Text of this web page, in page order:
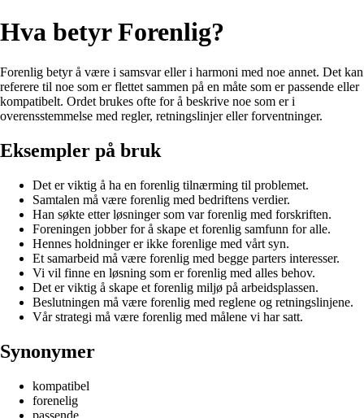
Hva betyr Forenlig?
Forenlig betyr å være i samsvar eller i harmoni med noe annet. Det kan
referere til noe som er flettet sammen på en måte som er passende eller
kompatibelt. Ordet brukes ofte for å beskrive noe som er i
overensstemmelse med regler, retningslinjer eller forventninger.
Eksempler på bruk
Det er viktig å ha en forenlig tilnærming til problemet.
Samtalen må være forenlig med bedriftens verdier.
Han søkte etter løsninger som var forenlig med forskriften.
Foreningen jobber for å skape et forenlig samfunn for alle.
Hennes holdninger er ikke forenlige med vårt syn.
Et samarbeid må være forenlig med begge parters interesser.
Vi vil finne en løsning som er forenlig med alles behov.
Det er viktig å skape et forenlig miljø på arbeidsplassen.
Beslutningen må være forenlig med reglene og retningslinjene.
Vår strategi må være forenlig med målene vi har satt.
Synonymer
kompatibel
forenelig
passende